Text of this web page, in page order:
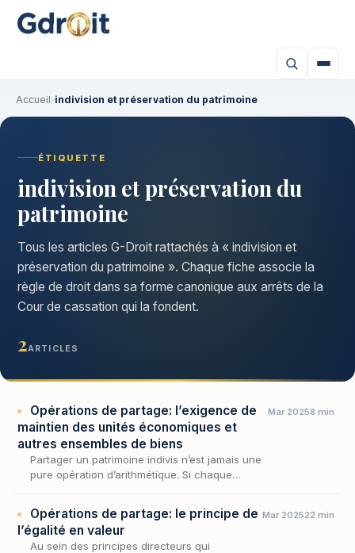
Accueil›indivision et préservation du patrimoine
ÉTIQUETTE
indivision et préservation du
patrimoine
Tous les articles G-Droit rattachés à « indivision et
préservation du patrimoine ». Chaque fiche associe la
règle de droit dans sa forme canonique aux arrêts de la
Cour de cassation qui la fondent.
2ARTICLES
Opérations de partage: l’exigence de
maintien des unités économiques et
autres ensembles de biens
Partager un patrimoine indivis n’est jamais une
pure opération d’arithmétique. Si chaque
Mar 20258 min
Opérations de partage: le principe de
l’égalité en valeur
Au sein des principes directeurs qui
Mar 202522 min